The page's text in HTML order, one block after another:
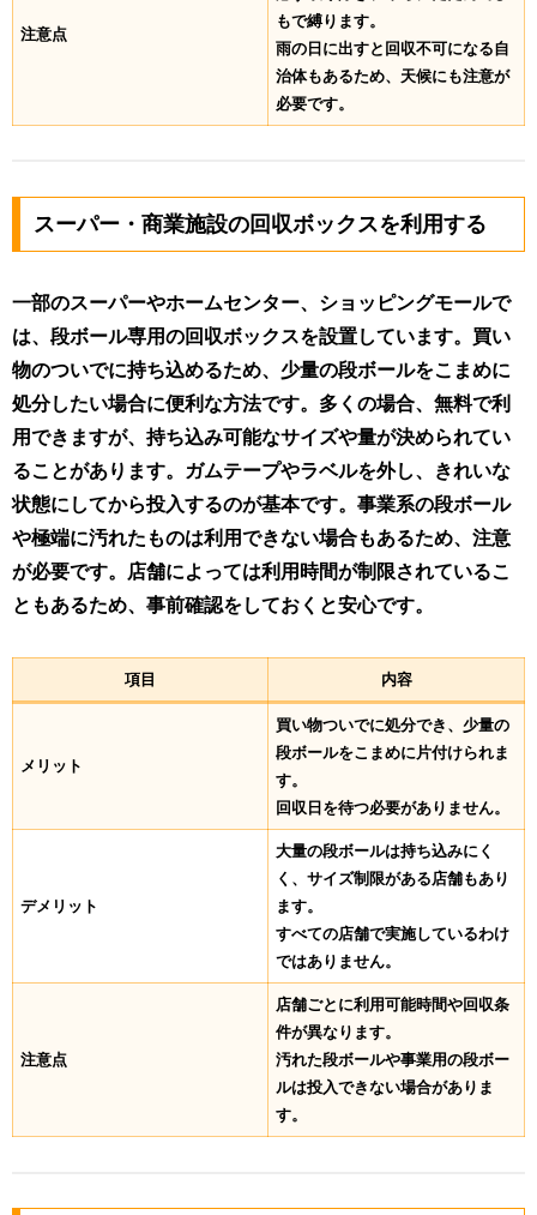
注意点
もで縛ります。
雨の日に出すと回収不可になる自
治体もあるため、天候にも注意が
必要です。
スーパー・商業施設の回収ボックスを利用する
一部のスーパーやホームセンター、ショッピングモールで
は、段ボール専用の回収ボックスを設置しています。買い
物のついでに持ち込めるため、少量の段ボールをこまめに
処分したい場合に便利な方法です。多くの場合、無料で利
用できますが、持ち込み可能なサイズや量が決められてい
ることがあります。ガムテープやラベルを外し、きれいな
状態にしてから投入するのが基本です。事業系の段ボール
や極端に汚れたものは利用できない場合もあるため、注意
が必要です。店舗によっては利用時間が制限されているこ
ともあるため、事前確認をしておくと安心です。
項目 内容
メリット
買い物ついでに処分でき、少量の
段ボールをこまめに片付けられま
す。
回収日を待つ必要がありません。
デメリット
大量の段ボールは持ち込みにく
く、サイズ制限がある店舗もあり
ます。
すべての店舗で実施しているわけ
ではありません。
注意点
店舗ごとに利用可能時間や回収条
件が異なります。
汚れた段ボールや事業用の段ボー
ルは投入できない場合がありま
す。